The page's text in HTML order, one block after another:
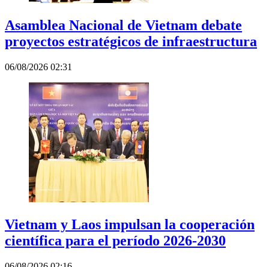
Asamblea Nacional de Vietnam debate
proyectos estratégicos de infraestructura
06/08/2026 02:31
Vietnam y Laos impulsan la cooperación
científica para el período 2026-2030